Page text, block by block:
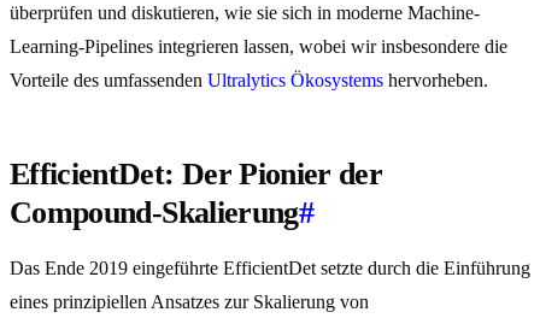
überprüfen und diskutieren, wie sie sich in moderne Machine-
Learning-Pipelines integrieren lassen, wobei wir insbesondere die
Vorteile des umfassenden Ultralytics Ökosystems hervorheben.
EfficientDet: Der Pionier der
Compound-Skalierung#
Das Ende 2019 eingeführte EfficientDet setzte durch die Einführung
eines prinzipiellen Ansatzes zur Skalierung von